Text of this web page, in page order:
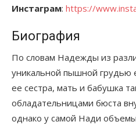
Инстаграм: https://
Биография
По словам Надежды из
уникальной пышной грудью
ее сестра, мать и бабушка
обладательницами бюста
однако у самой Нади